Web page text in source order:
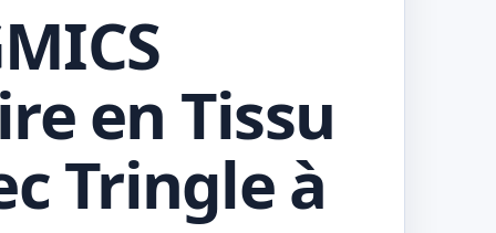
en Tissu
Tringle à